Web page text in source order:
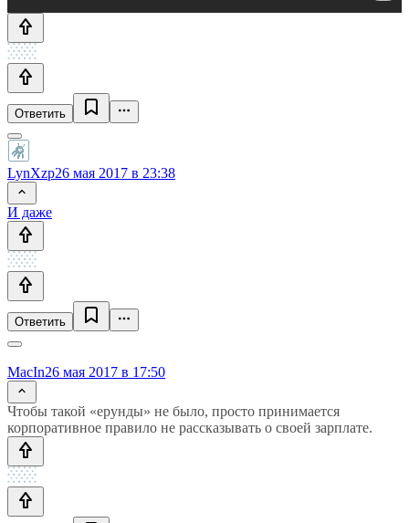
Ответить
LynXzp26 мая 2017 в 23:38
И даже
Ответить
MacIn26 мая 2017 в 17:50
Чтобы такой «ерунды» не было, просто принимается
корпоративное правило не рассказывать о своей зарплате.